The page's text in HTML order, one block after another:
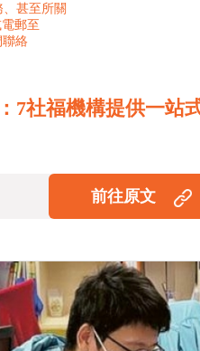
甚至所關
郵至
聯絡
7社福機構提供一站
前往原文